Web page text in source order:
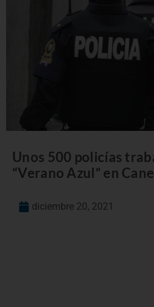
Unos 500 policías
“Verano Azul” en
diciembre 20, 2021